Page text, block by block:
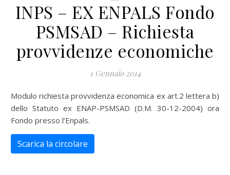
INPS – EX ENPALS Fondo
PSMSAD – Richiesta
provvidenze economiche
1 Gennaio 2014
Modulo richiesta provvidenza economica ex art.2 lettera b)
dello Statuto ex ENAP-PSMSAD (D.M. 30-12-2004) ora
Fondo presso l’Enpals.
Scarica la circolare